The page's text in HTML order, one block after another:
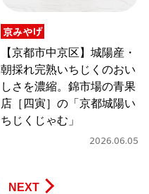
京みやげ
【京都市中京区】城陽産・
朝採れ完熟いちじくのおい
しさを濃縮。錦市場の青果
店［四寅］の「京都城陽い
ちじくじゃむ」
2026.06.05
NEXT